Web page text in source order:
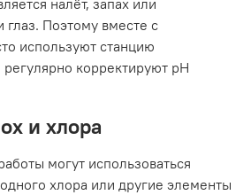
налёт, запах или
Поэтому вместе с
используют станцию
корректируют pH
и хлора
могут использоваться
хлора или другие элементы